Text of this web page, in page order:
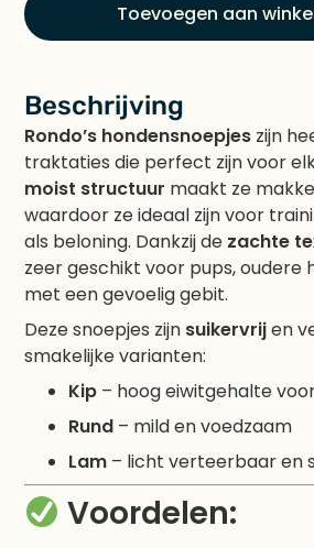
Toevoegen aan
Beschrijving
Rondo’s hondensnoepjes zijn
traktaties die perfect zijn voor
moist structuur maakt ze
waardoor ze ideaal zijn voor
als beloning. Dankzij de zachte
zeer geschikt voor pups, oudere
met een gevoelig gebit.
Deze snoepjes zijn suikervrijen
smakelijke varianten:
Kip – hoog eiwitgehalte
Rund – mild en voedzaam
Lam – licht verteerbaar en
Voordelen: